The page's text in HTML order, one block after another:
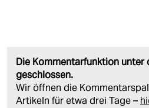
Die Kommentarfunktion unter
geschlossen.
Wir öffnen die
Artikeln für etwa drei Tage –